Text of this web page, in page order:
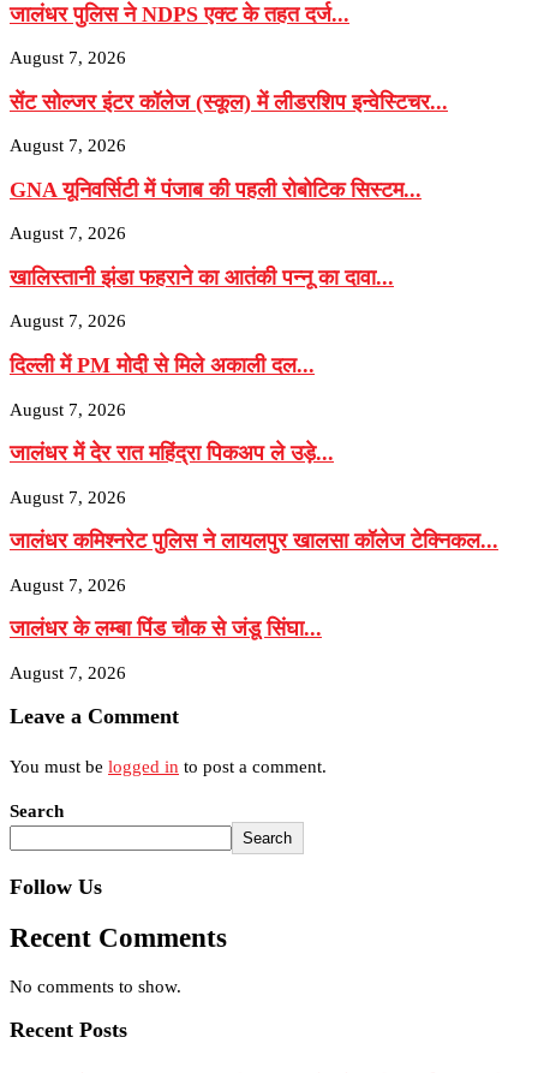
जालंधर पुलिस ने NDPS एक्ट के तहत दर्ज...
August 7, 2026
सेंट सोल्जर इंटर कॉलेज (स्कूल) में लीडरशिप इन्वेस्टिचर...
August 7, 2026
GNA यूनिवर्सिटी में पंजाब की पहली रोबोटिक सिस्टम...
August 7, 2026
खालिस्तानी झंडा फहराने का आतंकी पन्नू का दावा...
August 7, 2026
दिल्ली में PM मोदी से मिले अकाली दल...
August 7, 2026
जालंधर में देर रात महिंद्रा पिकअप ले उड़े...
August 7, 2026
जालंधर कमिश्नरेट पुलिस ने लायलपुर खालसा कॉलेज टेक्निकल...
August 7, 2026
जालंधर के लम्बा पिंड चौक से जंडू सिंघा...
August 7, 2026
Leave a Comment
You must be logged in to post a comment.
Search
Search
Follow Us
Recent Comments
No comments to show.
Recent Posts